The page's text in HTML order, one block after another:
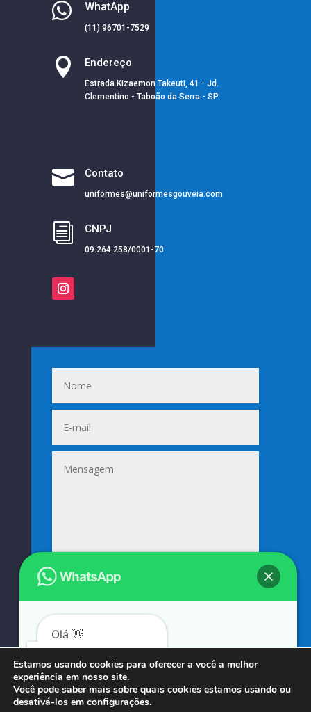
 WhatApp
(11) 96701-7529
 Endereço
Estrada Kizaemon Takeuti, 41 - Jd.
Clementino - Taboão da Serra - SP
 Contato
uniformes@uniformesgouveia.com
i CNPJ
09.264.258/0001-70
© COPYRIGHT 2023 → SUNIFORMES GOUVEIA → POR: CONEKI - SOLUÇÕES DIGITAIS |
CRIAÇÃO DE SITES
Estamos usando cookies para oferecer a você a melhor
experiência em nosso site.
Você pode saber mais sobre quais cookies estamos usando ou
desativá-los em configurações.
Olá 👋
Podemos ajudá-lo?